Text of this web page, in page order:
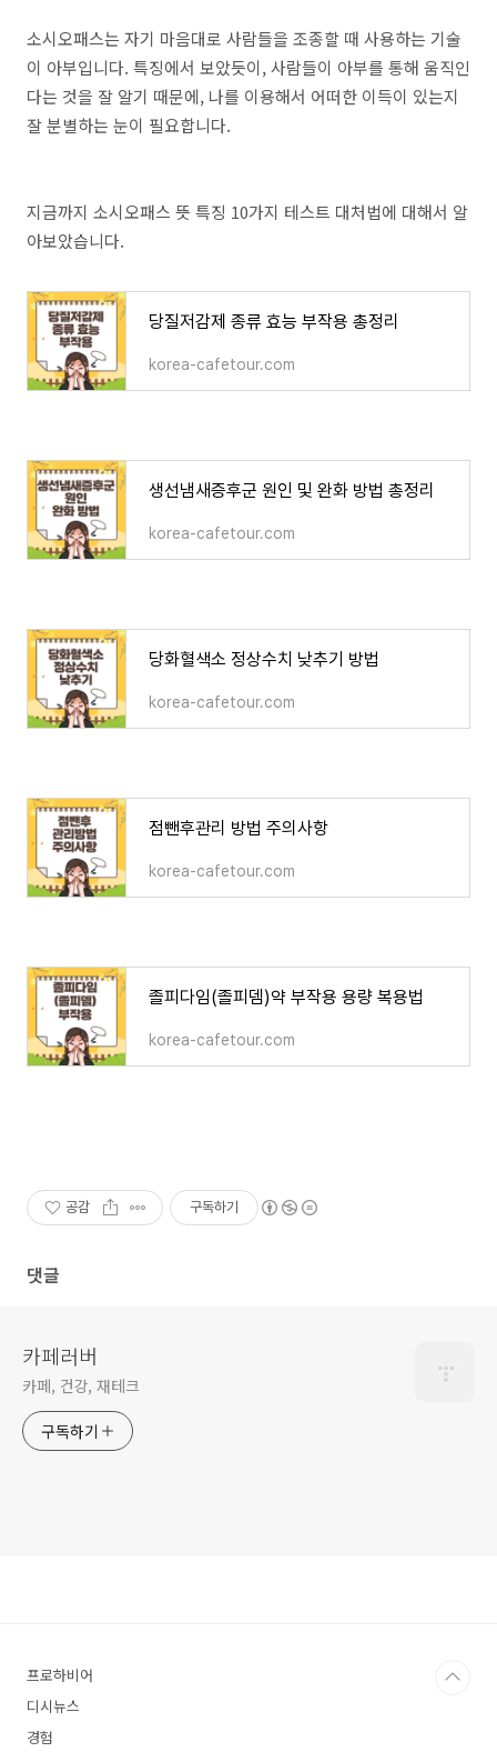
소시오패스는 자기 마음대로 사람들을 조종할 때 사용하는 기술
이 아부입니다. 특징에서 보았듯이, 사람들이 아부를 통해 움직인
다는 것을 잘 알기 때문에, 나를 이용해서 어떠한 이득이 있는지
잘 분별하는 눈이 필요합니다.
지금까지 소시오패스 뜻 특징 10가지 테스트 대처법에 대해서 알
아보았습니다.
당질저감제 종류 효능 부작용 총정리
korea-cafetour.com
생선냄새증후군 원인 및 완화 방법 총정리
korea-cafetour.com
당화혈색소 정상수치 낮추기 방법
korea-cafetour.com
점뺀후관리 방법 주의사항
korea-cafetour.com
졸피다임(졸피뎀)약 부작용 용량 복용법
korea-cafetour.com
공감 구독하기
댓글
카페러버
카페, 건강, 재테크
구독하기
프로하비어
디시뉴스
경험